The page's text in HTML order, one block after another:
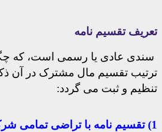
تعریف تقسیم نامه
سندی عادی یا رسمی است، که
ترتیب تقسیم مال مشترک در آن
تنظیم و ثبت می گردد:
1) تقسیم نامه با تراضی تمامی شرکاء مال مشاع: